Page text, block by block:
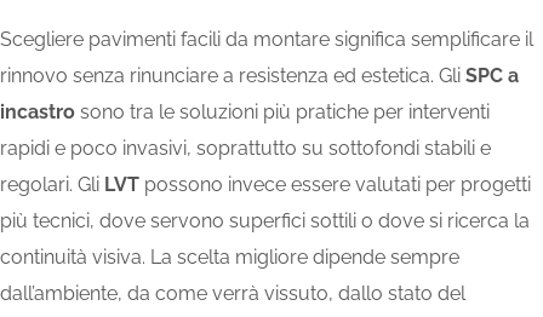
Scegliere pavimenti facili da montare significa semplificare il
rinnovo senza rinunciare a resistenza ed estetica. Gli SPC a
incastro sono tra le soluzioni più pratiche per interventi
rapidi e poco invasivi, soprattutto su sottofondi stabili e
regolari. Gli LVT possono invece essere valutati per progetti
più tecnici, dove servono superfici sottili o dove si ricerca la
continuità visiva. La scelta migliore dipende sempre
dall’ambiente, da come verrà vissuto, dallo stato del